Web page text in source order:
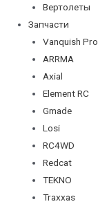
Вертолеты
Запчасти
Vanquish
ARRMA
Axial
Element RC
Gmade
Losi
RC4WD
Redcat
TEKNO
Traxxas